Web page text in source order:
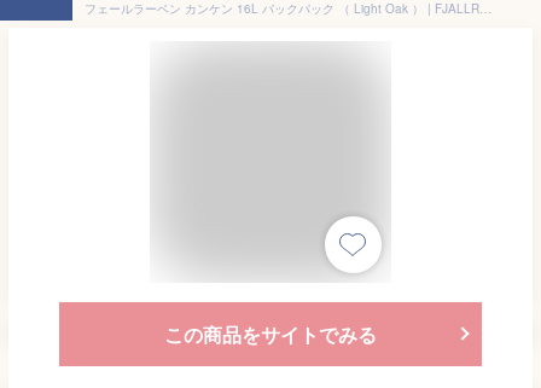
フェールラーベン カンケン 16L バックパック （ Light Oak ） | FJALLRAVEN Kanken 16L backpack [t]
この商品をサイトでみる